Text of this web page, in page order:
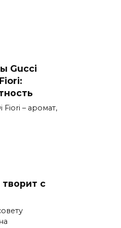
Gucci
Fiori – аромат,
с